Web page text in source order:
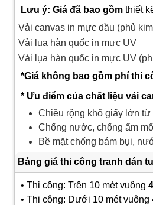
Lưu ý: Giá đã bao gồmthiết
Vải canvas in mực dầu (phủ
Vải lụa hàn quốc in mực UV
Vải lụa hàn quốc in mực UV
*Giá không bao gồm phí thi
* Ưu điểm của chất liệu vải
Chiều rộng khổ giấy lớn từ
Chống nước, chống ẩm
Bề mặt chống bám bụi,
Bảng giá thi công tranh dán
• Thi công: Trên 10 mét vuông
• Thi công: Dưới 10 mét vuông